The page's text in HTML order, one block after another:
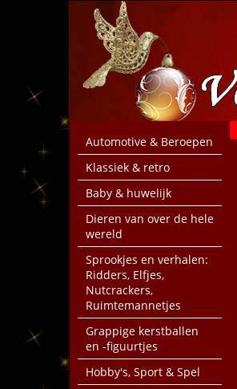
Automotive & Beroepen
Klassiek & retro
Baby & huwelijk
Dieren van over de hele
wereld
Sprookjes en verhalen:
Ridders, Elfjes,
Nutcrackers,
Ruimtemannetjes
Grappige kerstballen
en -figuurtjes
Hobby's, Sport & Spel